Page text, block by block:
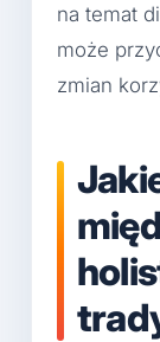
na temat
może
zmian